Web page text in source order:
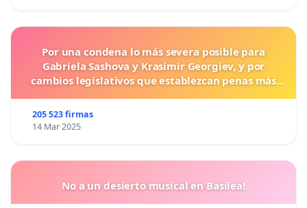
Por una condena lo más severa posible para
Gabriela Sashova y Krasimir Georgiev, y por
cambios legislativos que establezcan penas más
205 523 firmas
14 Mar 2025
No a un desierto musical en Basilea!